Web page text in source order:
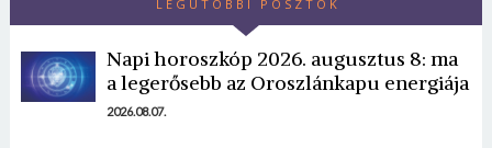
LEGUTÓBBI POSZTOK
Napi horoszkóp 2026. augusztus 8: ma
a legerősebb az Oroszlánkapu energiája
2026.08.07.